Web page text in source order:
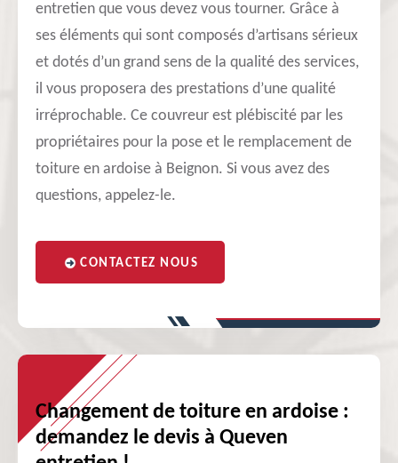
entretien que vous devez vous tourner. Grâce à
ses éléments qui sont composés d’artisans sérieux
et dotés d’un grand sens de la qualité des services,
il vous proposera des prestations d’une qualité
irréprochable. Ce couvreur est plébiscité par les
propriétaires pour la pose et le remplacement de
toiture en ardoise à Beignon. Si vous avez des
questions, appelez-le.
CONTACTEZ NOUS
Changement de toiture en ardoise :
demandez le devis à Queven